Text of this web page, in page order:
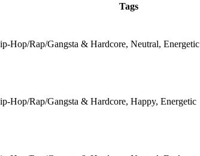
Tags
Hop/Rap/Gangsta & Hardcore, Neutral, Energetic
Hop/Rap/Gangsta & Hardcore, Happy, Energetic